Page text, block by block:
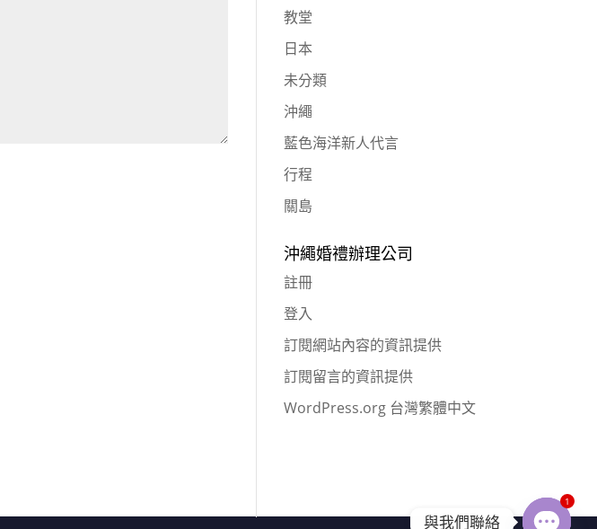
教堂
日本
未分類
沖繩
藍色海洋新人代言
行程
關島
沖繩婚禮辦理公司
註冊
登入
訂閱網站內容的資訊提供
訂閱留言的資訊提供
WordPress.org 台灣繁體中文
與我們聯絡
1